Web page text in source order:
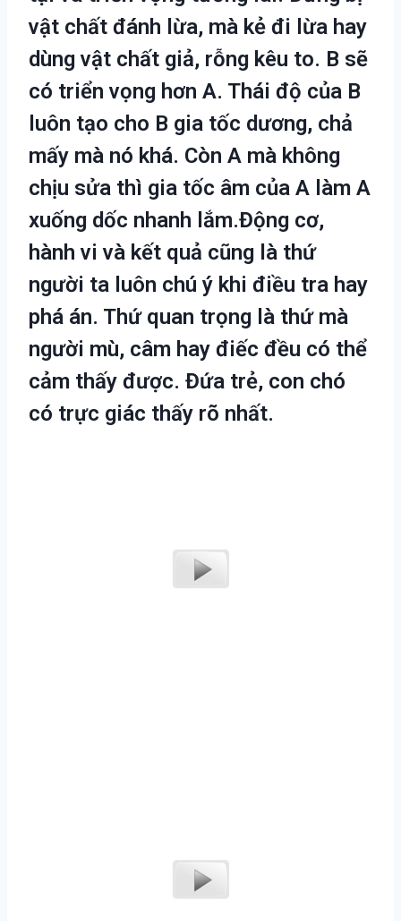
vật chất đánh lừa, mà kẻ đi lừa hay
dùng vật chất giả, rỗng kêu to. B sẽ
có triển vọng hơn A. Thái độ của B
luôn tạo cho B gia tốc dương, chả
mấy mà nó khá. Còn A mà không
chịu sửa thì gia tốc âm của A làm A
xuống dốc nhanh lắm.Động cơ,
hành vi và kết quả cũng là thứ
người ta luôn chú ý khi điều tra hay
phá án. Thứ quan trọng là thứ mà
người mù, câm hay điếc đều có thể
cảm thấy được. Đứa trẻ, con chó
có trực giác thấy rõ nhất.